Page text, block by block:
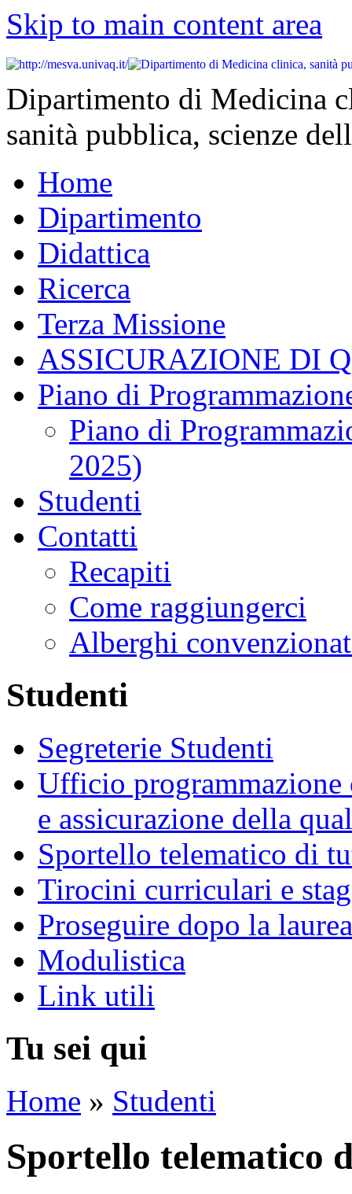
Skip to main content area
Dipartimento di Medicina
sanità pubblica, scienze
Home
Dipartimento
Didattica
Ricerca
Terza Missione
ASSICURAZIONE DI
Piano di
Piano di
2025)
Studenti
Contatti
Recapiti
Come raggiungerci
Alberghi
Studenti
Segreterie Studenti
Ufficio
e assicurazione della
Sportello telematico di
Tirocini curriculari e
Proseguire dopo la laurea
Modulistica
Link utili
Tu sei qui
Home » Studenti
Sportello telematico